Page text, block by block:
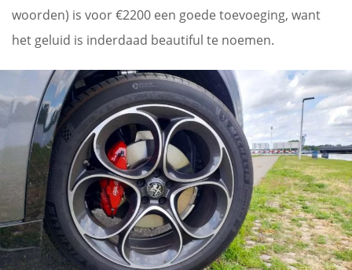
woorden) is voor €2200 een goede toevoeging, want
het geluid is inderdaad beautiful te noemen.